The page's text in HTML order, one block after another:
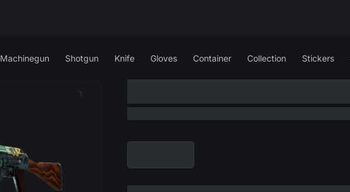
Machinegun Shotgun Knife Gloves Container Collection Stickers